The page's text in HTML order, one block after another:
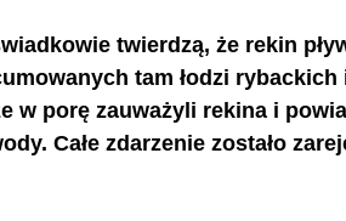
twierdzą, że rekin
tam łodzi
w porę zauważyli rekina i
Całe zdarzenie zostało